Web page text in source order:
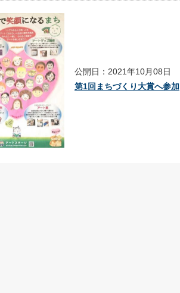
公開日：2021年10月08日
第1回まちづくり大賞へ参加